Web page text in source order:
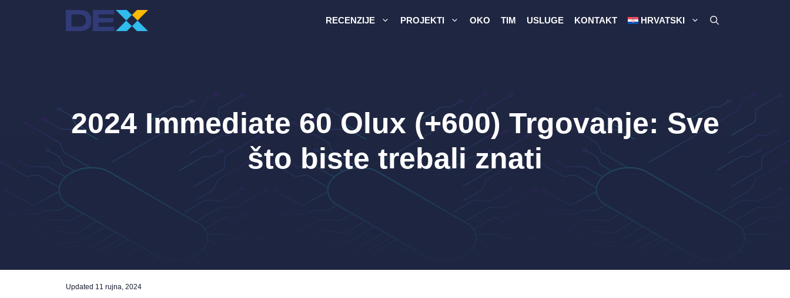
RECENZIJE PROJEKTI OKO TIM USLUGE KONTAKT HRVATSKI
2024 Immediate 60 Olux (+600) Trgovanje: Sve
što biste trebali znati
Updated 11 rujna, 2024